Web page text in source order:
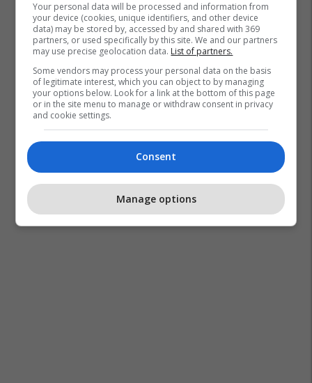
Gjykata E Lartë E Maqedonisë
Your personal data will be processed and information from
your device (cookies, unique identifiers, and other device
data) may be stored by, accessed by and shared with 369
partners, or used specifically by this site. We and our partners
may use precise geolocation data. List of partners.
Some vendors may process your personal data on the basis
of legitimate interest, which you can object to by managing
your options below. Look for a link at the bottom of this page
or in the site menu to manage or withdraw consent in privacy
and cookie settings.
Consent
Manage options